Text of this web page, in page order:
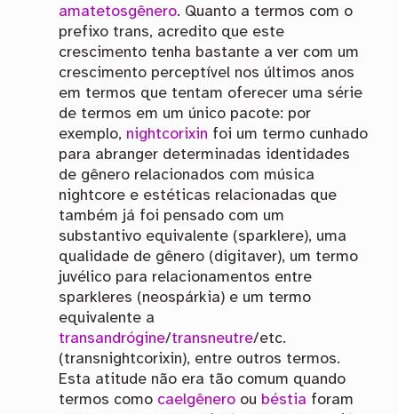
amatetosgênero. Quanto a termos com o
prefixo trans, acredito que este
crescimento tenha bastante a ver com um
crescimento perceptível nos últimos anos
em termos que tentam oferecer uma série
de termos em um único pacote: por
exemplo, nightcorixin foi um termo cunhado
para abranger determinadas identidades
de gênero relacionados com música
nightcore e estéticas relacionadas que
também já foi pensado com um
substantivo equivalente (sparklere), uma
qualidade de gênero (digitaver), um termo
juvélico para relacionamentos entre
sparkleres (neospárkia) e um termo
equivalente a
transandrógine/transneutre/etc.
(transnightcorixin), entre outros termos.
Esta atitude não era tão comum quando
termos como caelgêneroou béstia foram